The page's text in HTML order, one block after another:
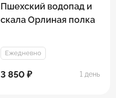
Пшехский водопад и
скала Орлиная полка
Ежедневно
3 850 ₽ 1 день